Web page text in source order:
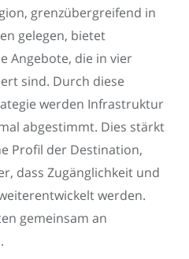
grenzübergreifend in
gelegen, bietet
Angebote, die in vier
sind. Durch diese
werden Infrastruktur
abgestimmt. Dies stärkt
Profil der Destination,
dass Zugänglichkeit und
werden.
gemeinsam an